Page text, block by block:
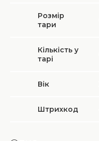
Розмір
тари
Кількість у
тарі
Вік
Штрихкод